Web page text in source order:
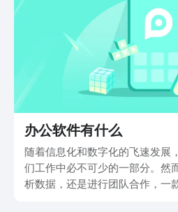
办公软件有什么
随着信息化和数字化的飞速发展
们工作中必不可少的一部分。然
析数据，还是进行团队合作，一